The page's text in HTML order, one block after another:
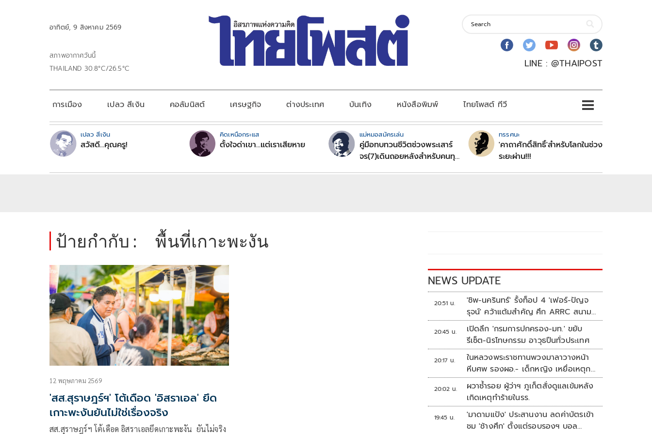
อาทิตย์, 9 สิงหาคม 2569
สภาพอากาศวันนี้
THAILAND 30.8°C/26.5°C
LINE : @THAIPOST
การเมือง เปลว สีเงิน คอลัมนิสต์ เศรษฐกิจ ต่างประเทศ บันเทิง หนังสือพิมพ์ ไทยโพสต์ ทีวี
เปลว สีเงิน
สวัสดี...คุณครู!
คิดเหนือกระแส
ตั้งใจด่าเขา...แต่เราเสียหาย
แม่หมอสมัครเล่น
คู่มือทบทวนชีวิตช่วงพระเสาร์
จร(7)เดินถอยหลังสำหรับคนทุก
ทรรศนะ
'คาถาศักดิ์สิทธิ์'สำหรับโลกในช่วง
ระยะผ่าน!!!
ป้ายกำกับ : พื้นที่เกาะพะงัน
12 พฤษภาคม 2569
'สส.สุราษฎร์ฯ' โต้เดือด 'อิสราเอล' ยึด
เกาะพะงันยันไม่ใช่เรื่องจริง
สส.สุราษฎร์ฯ โต้เดือด อิสราเอลยึดเกาะพะงัน ยันไม่จริง
NEWS UPDATE
20:51 น.
'ชิพ-นครินทร์' รั้งท็อป 4 'เฟอร์-ปัญจ
รุจน์' คว้าแต้มสำคัญ ศึก ARRC สนาม
4 เรซ 2
20:45 น.
เปิดลึก 'กรมการปกครอง-มท.' ขยับ
รีเซ็ต-นิรโทษกรรม อาวุธปืนทั่วประเทศ
20:17 น.
ในหลวงพระราชทานพวงมาลาวางหน้า
หีบศพ รองผอ.- เด็กหญิง เหยื่อเหตุก
ราดยิง
20:02 น.
ผวาซ้ำรอย ผู้ว่าฯ ภูเก็ตสั่งดูแลเข้มหลัง
เกิดเหตุทำร้ายในรร.
19:45 น.
'มาดามแป้ง' ประสานงาน ลดค่าบัตรเข้า
ชม 'ช้างศึก' ตั้งแต่รอบรองฯ บอล